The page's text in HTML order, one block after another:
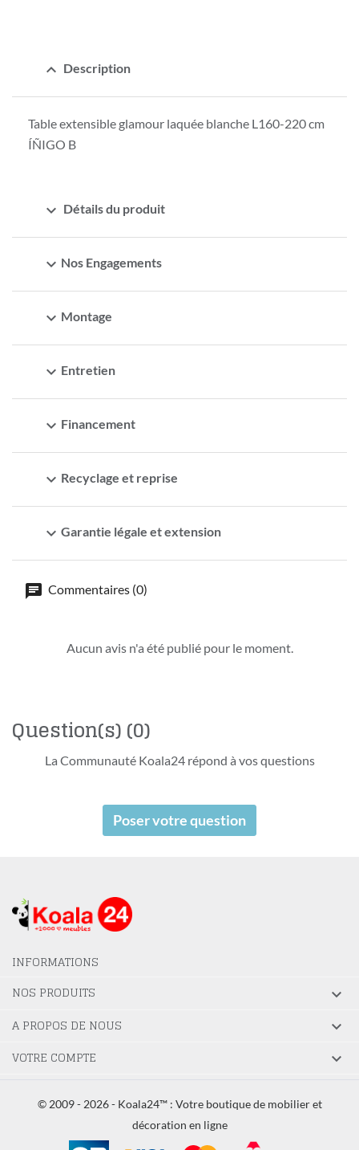
expand_less Description
Table extensible glamour laquée blanche L160-220 cm
ÍÑIGO B
expand_more Détails du produit
expand_more Nos Engagements
expand_more Montage
expand_more Entretien
expand_more Financement
expand_more Recyclage et reprise
expand_more Garantie légale et extension
Commentaires (0)
Aucun avis n'a été publié pour le moment.
Question(s)(0)
La Communauté Koala24 répond à vos questions
Poser votre question
INFORMATIONS
NOS PRODUITS

A PROPOS DE NOUS 
VOTRE COMPTE 
© 2009 - 2026 - Koala24™ : Votre boutique de mobilier et
décoration en ligne